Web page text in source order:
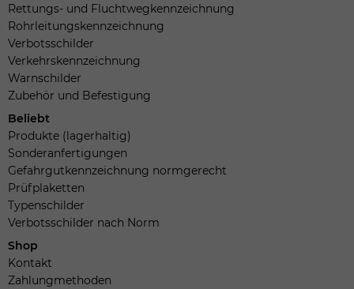
Rettungs- und Fluchtwegkennzeichnung
Rohrleitungskennzeichnung
Verbotsschilder
Verkehrskennzeichnung
Warnschilder
Zubehör und Befestigung
Beliebt
Produkte (lagerhaltig)
Sonderanfertigungen
Gefahrgutkennzeichnung normgerecht
Prüfplaketten
Typenschilder
Verbotsschilder nach Norm
Shop
Kontakt
Zahlungmethoden